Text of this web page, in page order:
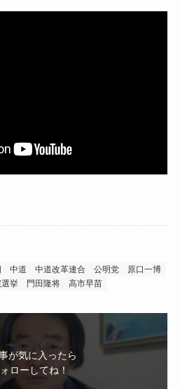
中道 中道改革連合 公明党
原口一博
挙 門田隆将 高市早苗
が気に入ったら
ローしてね！